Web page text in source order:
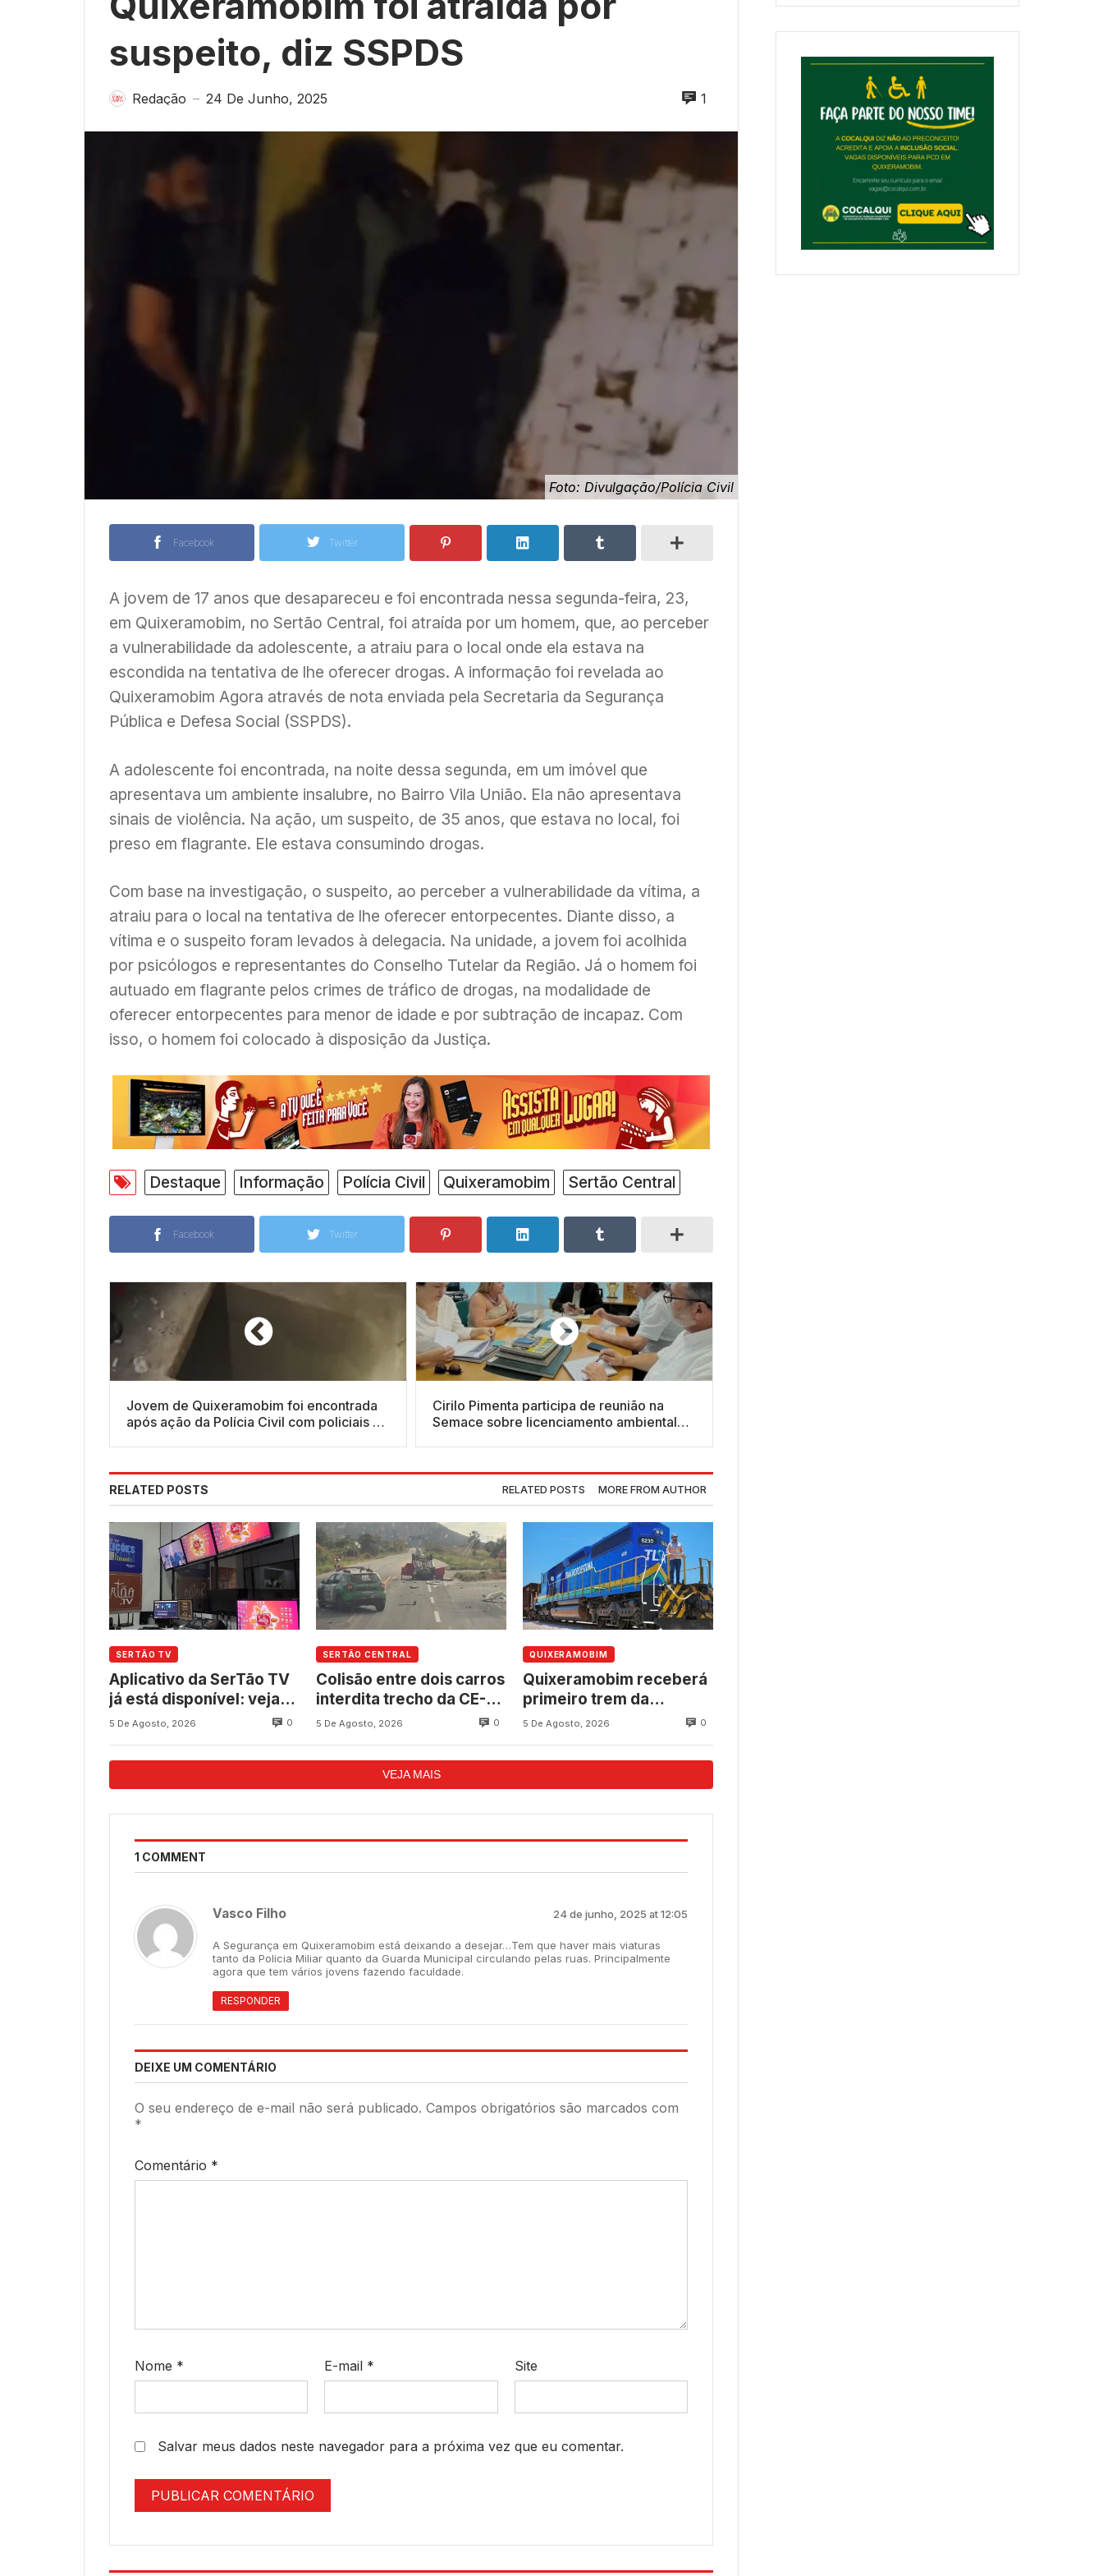
suspeito, diz SSPDS
Redação — 24 De Junho, 2025 1
Foto: Divulgação/Polícia Civil
Facebook Twitter
A jovem de 17 anos que desapareceu e foi encontrada nessa segunda-feira, 23,
em Quixeramobim, no Sertão Central, foi atraída por um homem, que, ao perceber
a vulnerabilidade da adolescente, a atraiu para o local onde ela estava na
escondida na tentativa de lhe oferecer drogas. A informação foi revelada ao
Quixeramobim Agora através de nota enviada pela Secretaria da Segurança
Pública e Defesa Social (SSPDS).
A adolescente foi encontrada, na noite dessa segunda, em um imóvel que
apresentava um ambiente insalubre, no Bairro Vila União. Ela não apresentava
sinais de violência. Na ação, um suspeito, de 35 anos, que estava no local, foi
preso em flagrante. Ele estava consumindo drogas.
Com base na investigação, o suspeito, ao perceber a vulnerabilidade da vítima, a
atraiu para o local na tentativa de lhe oferecer entorpecentes. Diante disso, a
vítima e o suspeito foram levados à delegacia. Na unidade, a jovem foi acolhida
por psicólogos e representantes do Conselho Tutelar da Região. Já o homem foi
autuado em flagrante pelos crimes de tráfico de drogas, na modalidade de
oferecer entorpecentes para menor de idade e por subtração de incapaz. Com
isso, o homem foi colocado à disposição da Justiça.
Destaque Informação Polícia Civil Quixeramobim Sertão Central
Facebook Twitter
Jovem de Quixeramobim foi encontrada
após ação da Polícia Civil com policiais do
Cirilo Pimenta participa de reunião na
Semace sobre licenciamento ambiental
RELATED POSTS RELATED POSTS MORE FROM AUTHOR
SERTÃO TV
Aplicativo da SerTão TV
já está disponível: veja
como baixar
5 De Agosto, 2026 0
SERTÃO CENTRAL
Colisão entre dois carros
interdita trecho da CE-
060 entre Quixadá e
5 De Agosto, 2026 0
QUIXERAMOBIM
Quixeramobim receberá
primeiro trem da
Transnordestina com
programação de
5 De Agosto, 2026 0
VEJA MAIS
1 COMMENT
Vasco Filho 24 de junho, 2025 at 12:05
A Segurança em Quixeramobim está deixando a desejar…Tem que haver mais viaturas
tanto da Policia Miliar quanto da Guarda Municipal circulando pelas ruas. Principalmente
agora que tem vários jovens fazendo faculdade.
RESPONDER
DEIXE UM COMENTÁRIO
O seu endereço de e-mail não será publicado. Campos obrigatórios são marcados com
*
Comentário *
Nome * E-mail * Site
Salvar meus dados neste navegador para a próxima vez que eu comentar.